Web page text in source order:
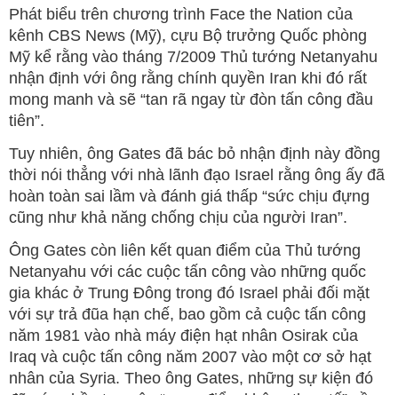
Phát biểu trên chương trình Face the Nation của
kênh CBS News (Mỹ), cựu Bộ trưởng Quốc phòng
Mỹ kể rằng vào tháng 7/2009 Thủ tướng Netanyahu
nhận định với ông rằng chính quyền Iran khi đó rất
mong manh và sẽ “tan rã ngay từ đòn tấn công đầu
tiên”.
Tuy nhiên, ông Gates đã bác bỏ nhận định này đồng
thời nói thẳng với nhà lãnh đạo Israel rằng ông ấy đã
hoàn toàn sai lầm và đánh giá thấp “sức chịu đựng
cũng như khả năng chống chịu của người Iran”.
Ông Gates còn liên kết quan điểm của Thủ tướng
Netanyahu với các cuộc tấn công vào những quốc
gia khác ở Trung Đông trong đó Israel phải đối mặt
với sự trả đũa hạn chế, bao gồm cả cuộc tấn công
năm 1981 vào nhà máy điện hạt nhân Osirak của
Iraq và cuộc tấn công năm 2007 vào một cơ sở hạt
nhân của Syria. Theo ông Gates, những sự kiện đó